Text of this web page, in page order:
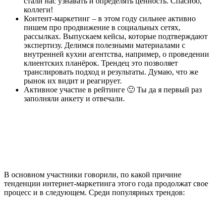
коллеги!
Контент-маркетинг – в этом году сильнее активно
пишем про продвижение в социальных сетях,
рассылках. Выпускаем кейсы, которые подтверждают
экспертизу. Делимся полезными материалами с
внутренней кухни агентства, например, о проведении
клиентских планёрок. Трендец это позволяет
транслировать подход и результаты. Думаю, что же
рынок их видит и реагирует.
Активное участие в рейтинге 🙂 Ты да я первый раз
заполняли анкету и отвечали.
В основном участники говорили, по какой причине
тенденции интернет-маркетинга этого года продолжат свое
процесс и в следующем. Среди популярных трендов: